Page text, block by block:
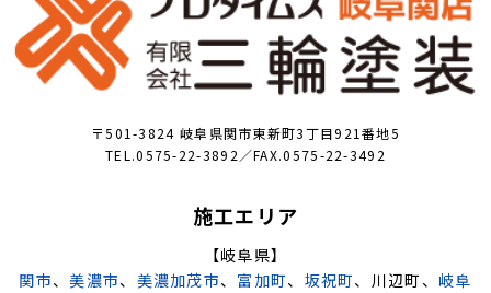
〒501-3824 岐阜県関市東新町3丁目921番地5
TEL.0575-22-3892／FAX.0575-22-3492
施工エリア
【岐阜県】
関市、美濃市、 美濃加茂市、 富加町、 坂祝町、川辺町、 岐阜